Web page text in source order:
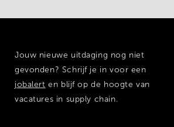
Jouw nieuwe uitdaging nog niet
gevonden? Schrijf je in voor een
jobalert en blijf op de hoogte van
vacatures in supply chain.